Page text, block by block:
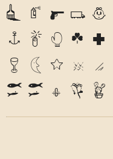
i
j k l m
t
u v w x
6
7 8 9 0
" " ( ) *